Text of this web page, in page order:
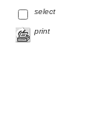
select
print